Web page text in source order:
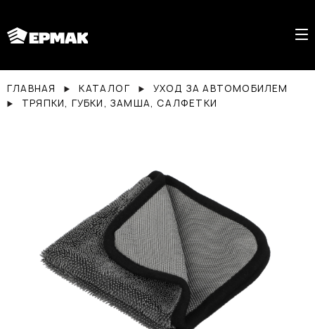
ГЛАВНАЯ КАТАЛОГ
УХОД ЗА АВТОМОБИЛЕМ
ТРЯПКИ, ГУБКИ, ЗАМША, САЛФЕТКИ